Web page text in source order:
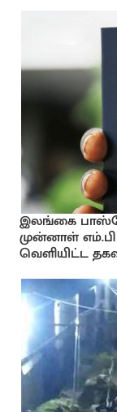
இலங்கை
முன்னாள் எம்.பி
வெளியிட்ட